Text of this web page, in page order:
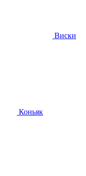
Виски
Коньяк